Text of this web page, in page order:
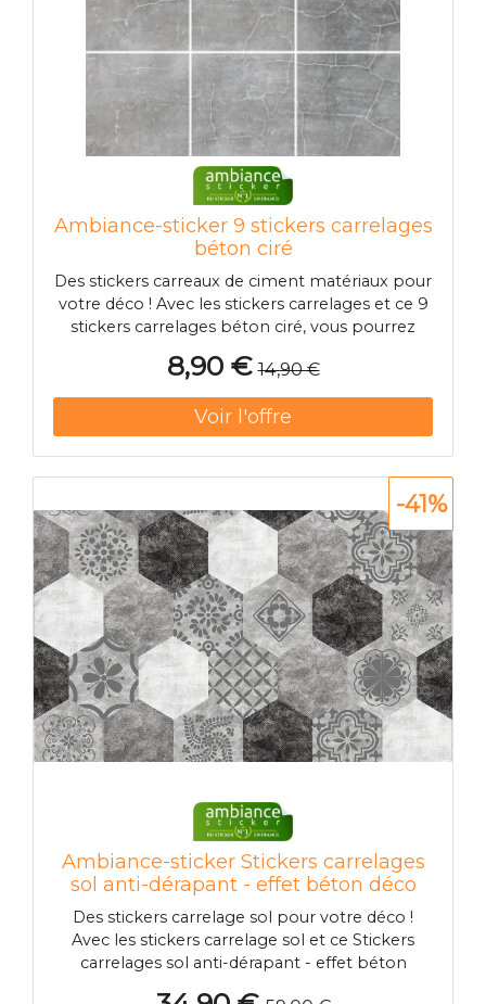
Ambiance-sticker 9 stickers carrelages
béton ciré
Des stickers carreaux de ciment matériaux pour
votre déco ! Avec les stickers carrelages et ce 9
stickers carrelages béton ciré, vous pourrez
ou maison à votre guise ! Dimension des
stickers carrelages : Pour le 30 x 30 cm, les
stickers carrelages maté
8,90 € 14,90 €
Ambiance-sticker Stickers carrelages
sol anti-dérapant - effet béton déco
Des stickers carrelage sol pour votre déco !
Avec les stickers carrelage sol et ce Stickers
carrelages sol anti-dérapant - effet béton
-41%